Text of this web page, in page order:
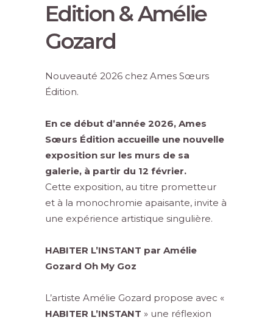
Edition & Amélie
Gozard
Nouveauté 2026 chez Ames Sœurs
Édition.
En ce début d’année 2026, Ames
Sœurs Édition accueille une nouvelle
exposition sur les murs de sa
galerie, à partir du 12 février.
Cette exposition, au titre prometteur
et à la monochromie apaisante, invite à
une expérience artistique singulière.
HABITER L’INSTANT par Amélie
Gozard Oh My Goz
L’artiste Amélie Gozard propose avec «
HABITER L’INSTANT » une réflexion